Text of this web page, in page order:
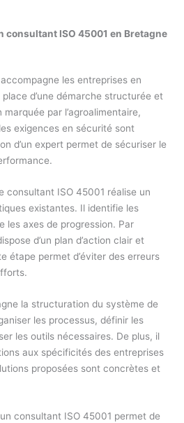
consultant ISO 45001 en Bretagne
les entreprises en
d’une démarche structurée et
par l’agroalimentaire,
exigences en sécurité sont
d’un expert permet de sécuriser le
consultant ISO 45001 réalise un
existantes. Il identifie les
les axes de progression. Par
d’un plan d’action clair et
étape permet d’éviter des erreurs
la structuration du système de
les processus, définir les
les outils nécessaires. De plus, il
aux spécificités des entreprises
proposées sont concrètes et
consultant ISO 45001 permet de